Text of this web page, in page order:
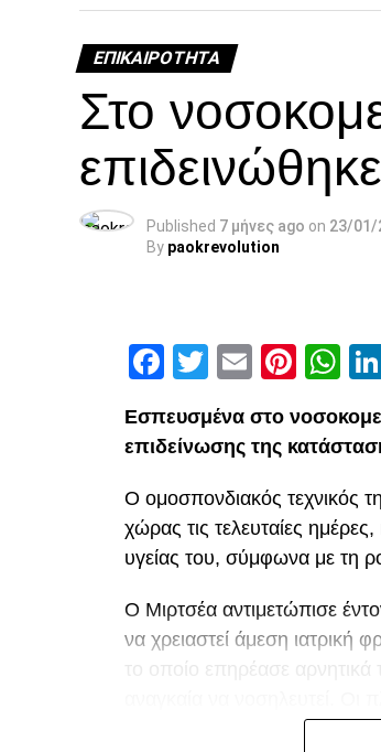
ΕΠΙΚΑΙΡΌΤΗΤΑ
Στο
Published 7 μήνες ago on 23/01/
By paokrevolution
Facebook
Twitter
Email
Εσπευσμένα στο
επιδείνωσης της
Ο ομοσπονδιακός τεχνικός
χώρας τις τελευταίες
υγείας του, σύμφωνα με τη
Ο Μιρτσέα αντιμετώπισε
να χρειαστεί άμεση
το οποίο επηρέασε αρνητικά
τη διάρκεια της νοσηλείας του.